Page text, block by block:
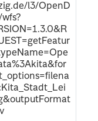
l3/OpenD